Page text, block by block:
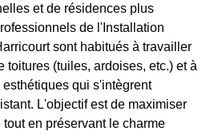
et de résidences plus
de l'Installation
sont habitués à travailler
toitures (tuiles, ardoises, etc.) et à
qui s'intègrent
L'objectif est de maximiser
en préservant le charme